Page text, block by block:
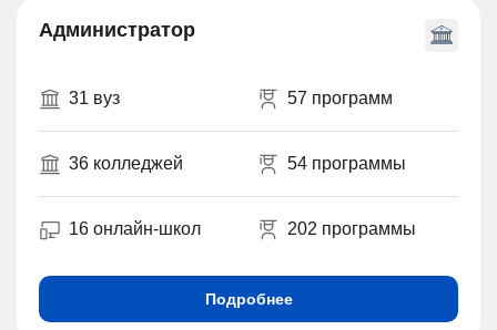
Администратор
31 вуз 57 программ
36 колледжей 54 программы
16 онлайн-школ 202 программы
Подробнее